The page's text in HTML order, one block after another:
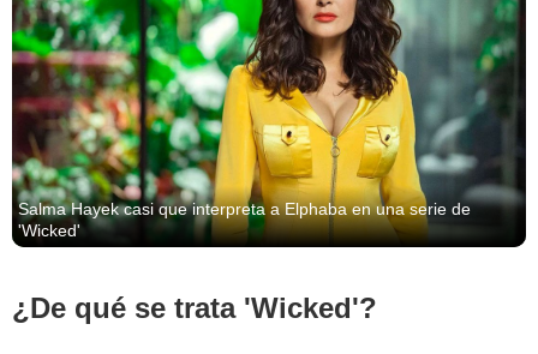
Salma Hayek casi que interpreta a Elphaba en una serie de
'Wicked'
¿De qué se trata 'Wicked'?